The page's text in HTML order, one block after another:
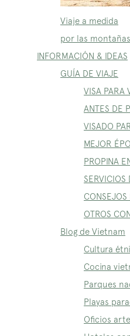
Viaje a medida
por las
INFORMACIÓN & IDEAS
GUÍA DE VIAJE
VISA PARA
ANTES DE
VISADO
MEJOR
PROPINA
SERVICIOS
CONSEJOS
OTROS
Blog de Vietnam
Cultura
Cocina
Parques
Playas
Oficios